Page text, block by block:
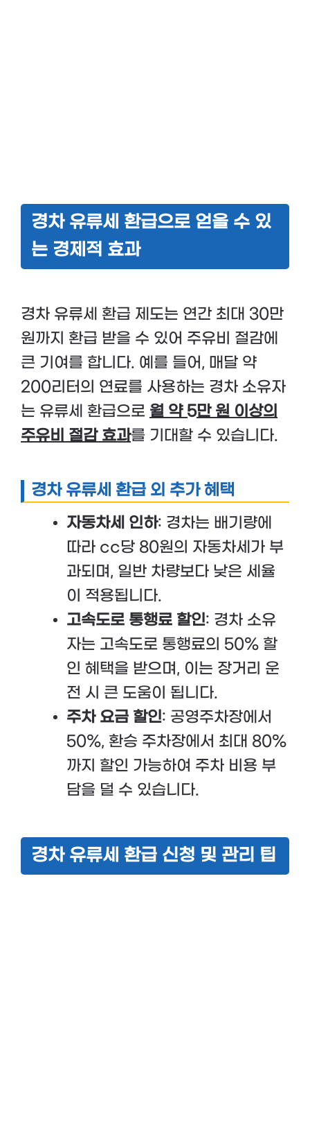
경차 유류세 환급으로 얻을 수 있
는 경제적 효과
경차 유류세 환급 제도는 연간 최대 30만
원까지 환급 받을 수 있어 주유비 절감에
큰 기여를 합니다. 예를 들어, 매달 약
200리터의 연료를 사용하는 경차 소유자
는 유류세 환급으로 월 약 5만 원 이상의
주유비 절감 효과를 기대할 수 있습니다.
경차 유류세 환급 외 추가 혜택
자동차세 인하: 경차는 배기량에
따라 cc당 80원의 자동차세가 부
과되며, 일반 차량보다 낮은 세율
이 적용됩니다.
고속도로 통행료 할인: 경차 소유
자는 고속도로 통행료의 50% 할
인 혜택을 받으며, 이는 장거리 운
전 시 큰 도움이 됩니다.
주차 요금 할인: 공영주차장에서
50%, 환승 주차장에서 최대 80%
까지 할인 가능하여 주차 비용 부
담을 덜 수 있습니다.
경차 유류세 환급 신청 및 관리 팁